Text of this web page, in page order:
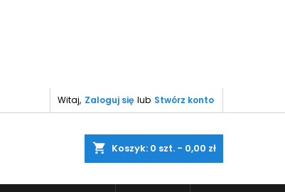
Witaj, Zaloguj się lub Stwórz konto
shopping_cart Koszyk: 0 szt. - 0,00 zł